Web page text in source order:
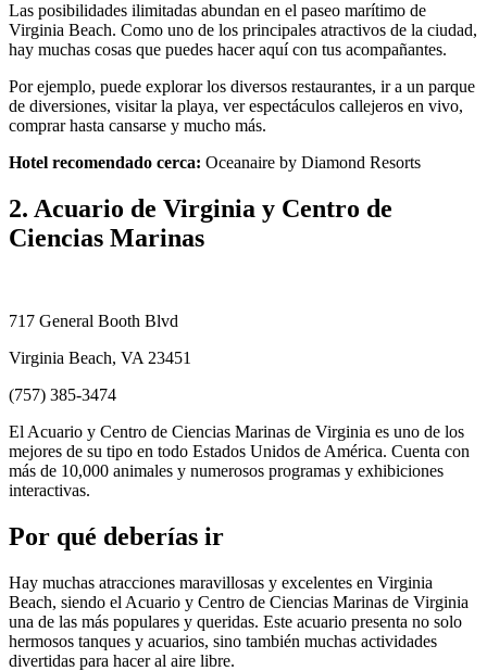
Las posibilidades ilimitadas abundan en el paseo marítimo de
Virginia Beach. Como uno de los principales atractivos de la ciudad,
hay muchas cosas que puedes hacer aquí con tus acompañantes.
Por ejemplo, puede explorar los diversos restaurantes, ir a un parque
de diversiones, visitar la playa, ver espectáculos callejeros en vivo,
comprar hasta cansarse y mucho más.
Hotel recomendado cerca: Oceanaire by Diamond Resorts
2. Acuario de Virginia y Centro de
Ciencias Marinas
717 General Booth Blvd
Virginia Beach, VA 23451
(757) 385-3474
El Acuario y Centro de Ciencias Marinas de Virginia es uno de los
mejores de su tipo en todo Estados Unidos de América. Cuenta con
más de 10,000 animales y numerosos programas y exhibiciones
interactivas.
Por qué deberías ir
Hay muchas atracciones maravillosas y excelentes en Virginia
Beach, siendo el Acuario y Centro de Ciencias Marinas de Virginia
una de las más populares y queridas. Este acuario presenta no solo
hermosos tanques y acuarios, sino también muchas actividades
divertidas para hacer al aire libre.